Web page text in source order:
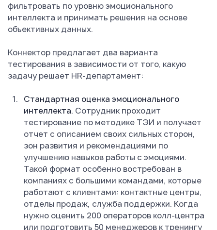
фильтровать по уровню эмоционального
интеллекта и принимать решения на основе
объективных данных.
Коннектор предлагает два варианта
тестирования в зависимости от того, какую
задачу решает HR-департамент:
Стандартная оценка эмоционального
интеллекта. Сотрудник проходит
тестирование по методике ТЭИ и получает
отчет с описанием своих сильных сторон,
зон развития и рекомендациями по
улучшению навыков работы с эмоциями.
Такой формат особенно востребован в
компаниях с большими командами, которые
работают с клиентами: контактные центры,
отделы продаж, служба поддержки. Когда
нужно оценить 200 операторов колл-центра
или подготовить 50 менеджеров к тренингу